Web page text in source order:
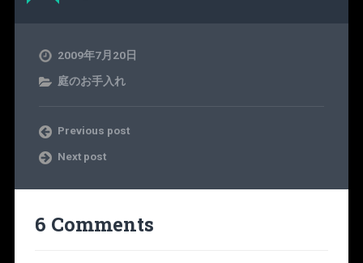
2009年7月20日
庭のお手入れ
Previous post
Next post
6 Comments